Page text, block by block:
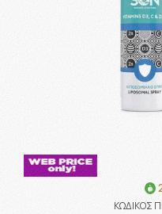
ΚΩΔΙΚΟΣ